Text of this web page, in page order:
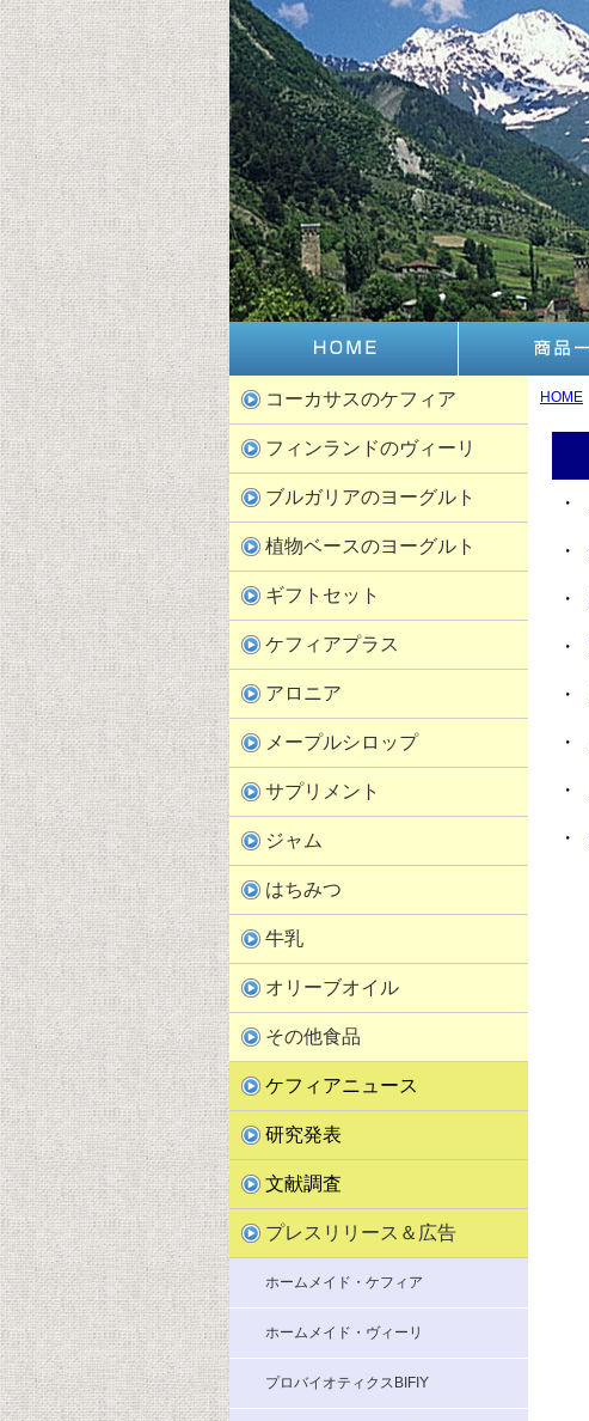
コーカサスのケフィア
フィンランドのヴィーリ
ブルガリアのヨーグルト
植物ベースのヨーグルト
ギフトセット
ケフィアプラス
アロニア
メープルシロップ
サプリメント
ジャム
はちみつ
牛乳
オリーブオイル
その他食品
ケフィアニュース
研究発表
文献調査
プレスリリース＆広告
ホームメイド・ケフィア
ホームメイド・ヴィーリ
プロバイオティクスBIFIY
HOME
・
・
・
・
・
・
・
・